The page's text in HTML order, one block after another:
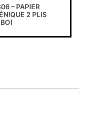
– PAPIER
2 PLIS